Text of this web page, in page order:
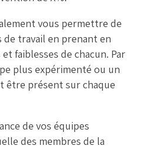
vous permettre de
travail en prenant en
faiblesses de chacun. Par
plus expérimenté ou un
être présent sur chaque
de vos équipes
des membres de la